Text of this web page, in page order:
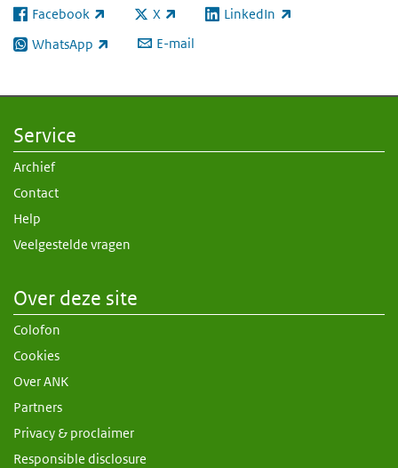
Facebook
(externe link) X
(externe link) LinkedIn
(externe link)
WhatsApp
(externe link) E-mail
Service
Archief
Contact
Help
Veelgestelde vragen
Over deze site
Colofon
Cookies
Over ANK
Partners
Privacy & proclaimer
Responsible disclosure